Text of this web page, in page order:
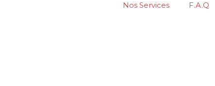
Nos Services F.A.Q